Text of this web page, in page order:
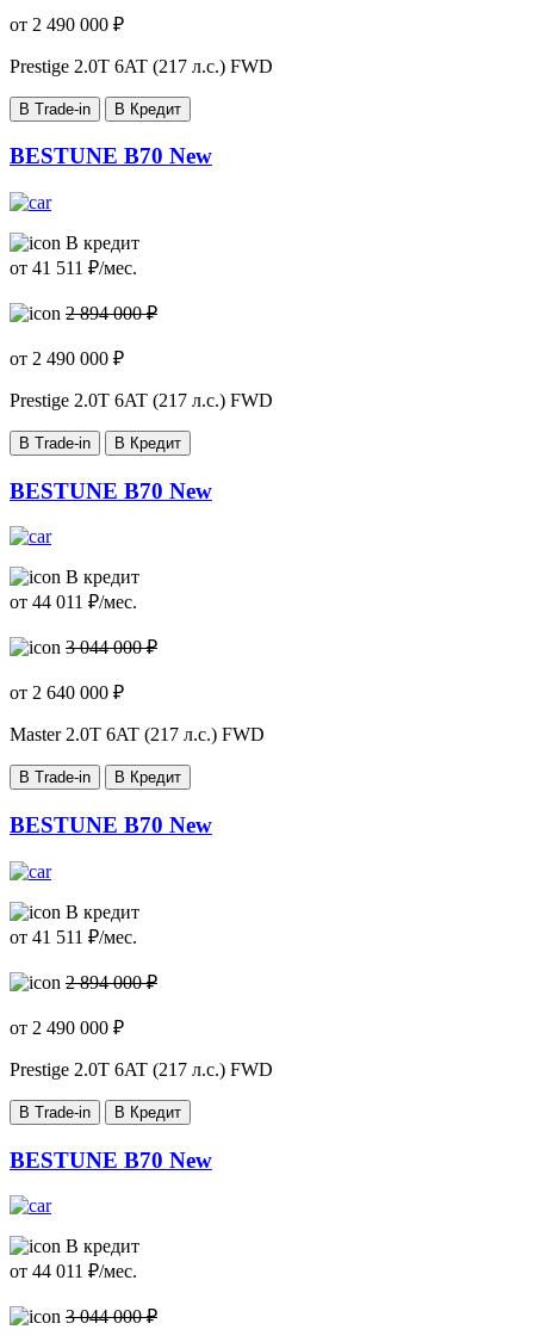
от 2 490 000 ₽
Prestige 2.0T 6AT (217 л.с.) FWD
В Trade-in В Кредит
BESTUNE B70 New
В кредит
от 41 511 ₽/мес.
2 894 000 ₽
от 2 490 000 ₽
Prestige 2.0T 6AT (217 л.с.) FWD
В Trade-in В Кредит
BESTUNE B70 New
В кредит
от 44 011 ₽/мес.
3 044 000 ₽
от 2 640 000 ₽
Master2.0T 6AT (217 л.с.) FWD
В Trade-in В Кредит
BESTUNE B70 New
В кредит
от 41 511 ₽/мес.
2 894 000 ₽
от 2 490 000 ₽
Prestige 2.0T 6AT (217 л.с.) FWD
В Trade-in В Кредит
BESTUNE B70 New
В кредит
от 44 011 ₽/мес.
3 044 000 ₽